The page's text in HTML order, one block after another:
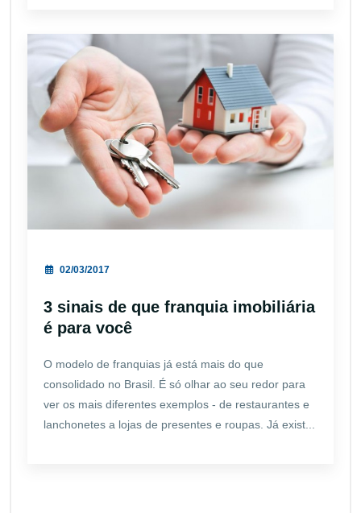
02/03/2017
3 sinais de que franquia imobiliária
é para você
O modelo de franquias já está mais do que
consolidado no Brasil. É só olhar ao seu redor para
ver os mais diferentes exemplos - de restaurantes e
lanchonetes a lojas de presentes e roupas. Já exist...